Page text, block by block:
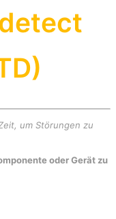
um Störungen zu
oder Gerät zu